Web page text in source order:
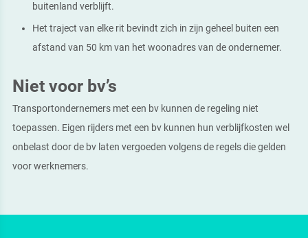
buitenland verblijft.
Het traject van elke rit bevindt zich in zijn geheel buiten een
afstand van 50 km van het woonadres van de ondernemer.
Niet voor bv’s
Transportondernemers met een bv kunnen de regeling niet
toepassen. Eigen rijders met een bv kunnen hun verblijfkosten wel
onbelast door de bv laten vergoeden volgens de regels die gelden
voor werknemers.